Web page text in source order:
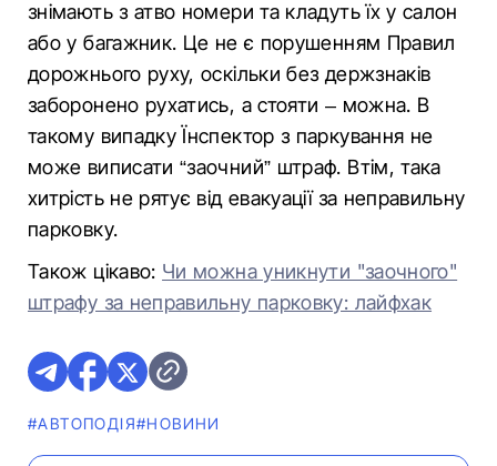
знімають з атво номери та кладуть їх у салон
або у багажник. Це не є порушенням Правил
дорожнього руху, оскільки без держзнаків
заборонено рухатись, а стояти – можна. В
такому випадку Їнспектор з паркування не
може виписати “заочний” штраф. Втім, така
хитрість не рятує від евакуації за неправильну
парковку.
Також цікаво: Чи можна уникнути "заочного"
штрафу за неправильну парковку: лайфхак
#АВТОПОДІЯ#НОВИНИ